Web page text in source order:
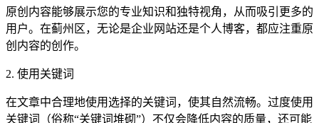
原创内容能够展示您的专业知识和独特视角，从而吸引更多的
用户。在蓟州区，无论是企业网站还是个人博客，都应注重原
创内容的创作。
2. 使用关键词
在文章中合理地使用选择的关键词，使其自然流畅。过度使用
关键词（俗称“关键词堆砌”）不仅会降低内容的质量，还可能